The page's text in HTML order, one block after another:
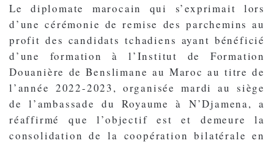
Le diplomate marocain qui s’exprimait lors
d’une cérémonie de remise des parchemins au
profit des candidats tchadiens ayant bénéficié
d’une formation à l’Institut de Formation
Douanière de Benslimane au Maroc au titre de
l’année 2022-2023, organisée mardi au siège
de l’ambassade du Royaume à N’Djamena, a
réaffirmé que l’objectif est et demeure la
consolidation de la coopération bilatérale en